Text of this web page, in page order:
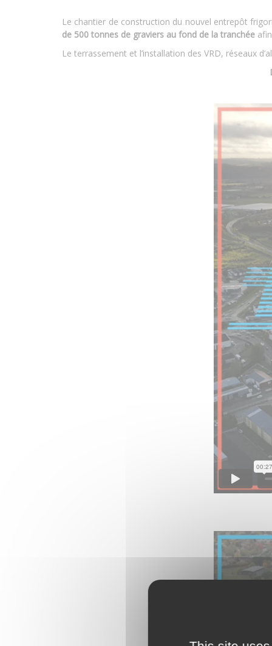
Le chantier de construction du nouvel entrepôt
de 500 tonnes de graviers au fond de la tranchée
Le terrassement et l’installation des VRD, réseaux